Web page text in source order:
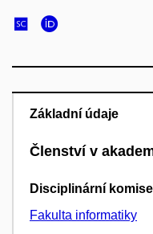
Základní údaje
Členství v
Disciplinární komise
Fakulta informatiky